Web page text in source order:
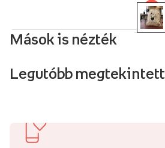
Mások is nézték
Legutóbb megtekintett